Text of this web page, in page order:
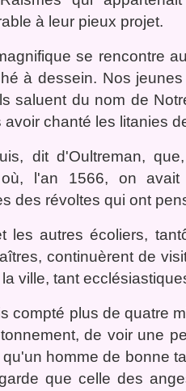
à leur pieux projet.
se rencontre
à dessein. Nos
saluent du nom de
chanté les litanies
dit d'Oultreman,
l'an 1566, on
des révoltes qui ont
les autres écoliers,
continuèrent de
ville, tant
compté plus de quatre
de voir une
homme de bonne
que celle des